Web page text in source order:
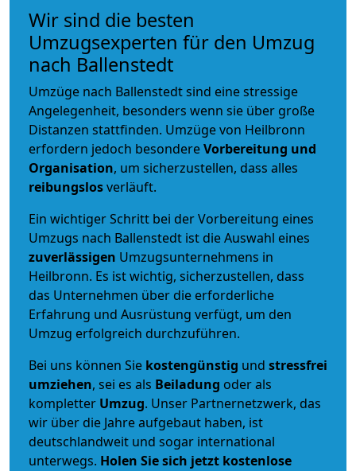
Wir sind die besten
Umzugsexperten für den Umzug
nach Ballenstedt
Umzüge nach Ballenstedt sind eine stressige
Angelegenheit, besonders wenn sie über große
Distanzen stattfinden. Umzüge von Heilbronn
erfordern jedoch besondereVorbereitung und
Organisation, um sicherzustellen, dass alles
reibungslosverläuft.
Ein wichtiger Schritt bei der Vorbereitung eines
Umzugs nach Ballenstedt ist die Auswahl eines
zuverlässigen Umzugsunternehmens in
Heilbronn. Es ist wichtig, sicherzustellen, dass
das Unternehmen über die erforderliche
Erfahrung und Ausrüstung verfügt, um den
Umzug erfolgreich durchzuführen.
Bei uns können Sie kostengünstig und stressfrei
umziehen, sei es als Beiladung oder als
kompletter Umzug. Unser Partnernetzwerk, das
wir über die Jahre aufgebaut haben, ist
deutschlandweit und sogar international
unterwegs. Holen Sie sich jetzt kostenlose